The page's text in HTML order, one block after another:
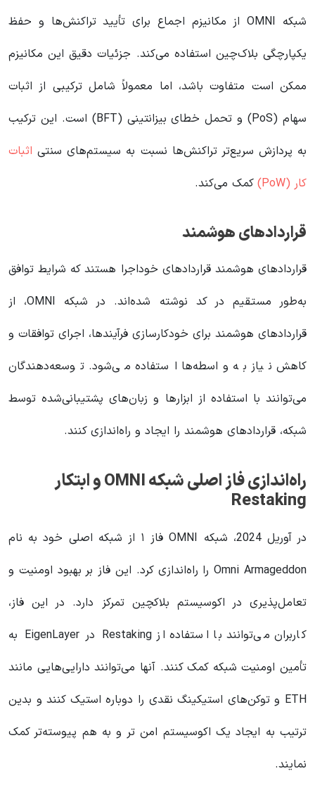
شبکه OMNI از مکانیزم اجماع برای تأیید تراکنش‌ها و حفظ
یکپارچگی بلاک‌چین استفاده می‌کند. جزئیات دقیق این مکانیزم
ممکن است متفاوت باشد، اما معمولاً شامل ترکیبی از اثبات
سهام (PoS) و تحمل خطای بیزانتینی (BFT) است. این ترکیب
به پردازش سریع‌تر تراکنش‌ها نسبت به سیستم‌های سنتی اثبات
کار (PoW)
کمک می‌کند.
قراردادهای هوشمند
قراردادهای هوشمند قراردادهای خوداجرا هستند که شرایط توافق
به‌طور مستقیم در کد نوشته شده‌اند. در شبکه OMNI، از
قراردادهای هوشمند برای خودکارسازی فرآیندها، اجرای توافقات و
کاهش نیاز به واسطه‌ها استفاده می‌شود. توسعه‌دهندگان
می‌توانند با استفاده از ابزارها و زبان‌های پشتیبانی‌شده توسط
شبکه، قراردادهای هوشمند را ایجاد و راه‌اندازی کنند.
راه‌اندازی فاز اصلی شبکه OMNI و ابتکار
Restaking
در آوریل 2024، شبکه OMNI فاز ۱ از شبکه اصلی خود به نام
Omni Armageddon را راه‌اندازی کرد. این فاز بر بهبود اومنیت و
تعامل‌پذیری در اکوسیستم بلاکچین تمرکز دارد. در این فاز،
کاربران می‌توانند با استفاده از Restaking در EigenLayer به
تأمین اومنیت شبکه کمک کنند. آنها می‌توانند دارایی‌هایی مانند
ETH و توکن‌های استیکینگ نقدی را دوباره استیک کنند و بدین
ترتیب به ایجاد یک اکوسیستم امن‌ تر و به هم‌ پیوسته‌تر کمک
نمایند.